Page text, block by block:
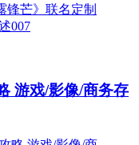
游戏/影像/商务存